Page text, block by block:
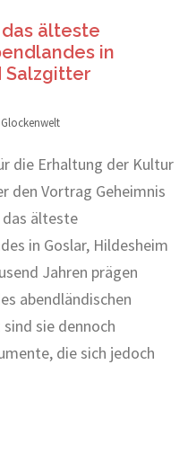
älteste
in
Salzgitter
die Erhaltung der Kultur
den Vortrag Geheimnis
das älteste
in Goslar, Hildesheim
Jahren prägen
abendländischen
sie dennoch
die sich jedoch